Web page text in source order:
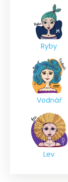
Ryby
Vodnář
Lev